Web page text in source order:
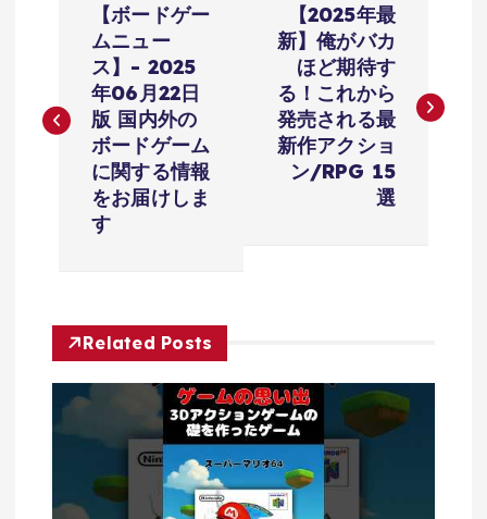
ナ
シ
ョ
ン
【ボードゲー
ムニュー
ス】- 2025
年06月22日
版 国内外の
ボードゲーム
に関する情報
をお届けしま
す
【2025年最
新】俺がバカ
ほど期待す
る！これから
発売される最
新作アクショ
ン/RPG 15
選
Related Posts